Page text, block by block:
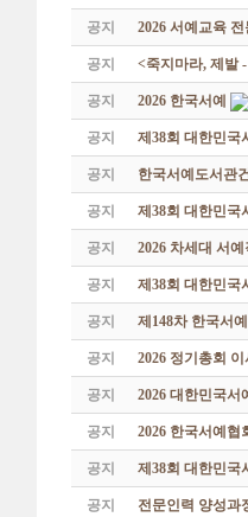
공지 2026 서예교육
공지 <죽지마라, 제발
공지 2026 한국서예
공지 제38회 대한민국
공지 한국서예도서관
공지 제38회 대한민국
공지 2026 차세대 서
공지 제38회 대한민국
공지 제148차 한국서
공지 2026 정기총회
공지 2026 대한민국서
공지 2026 한국서예협
공지 제38회 대한민국
공지 전문인력 양성과